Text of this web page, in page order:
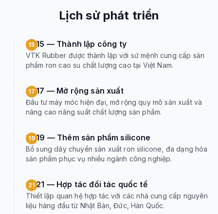
Lịch sử phát triển
15
2015 — Thành lập công ty
VTK Rubber được thành lập với sứ mệnh cung cấp sản
phẩm ron cao su chất lượng cao tại Việt Nam.
17
2017 — Mở rộng sản xuất
Đầu tư máy móc hiện đại, mở rộng quy mô sản xuất và
nâng cao năng suất chất lượng sản phẩm.
19
2019 — Thêm sản phẩm silicone
Bổ sung dây chuyền sản xuất ron silicone, đa dạng hóa
sản phẩm phục vụ nhiều ngành công nghiệp.
21
2021 — Hợp tác đối tác quốc tế
Thiết lập quan hệ hợp tác với các nhà cung cấp nguyên
liệu hàng đầu từ Nhật Bản, Đức, Hàn Quốc.